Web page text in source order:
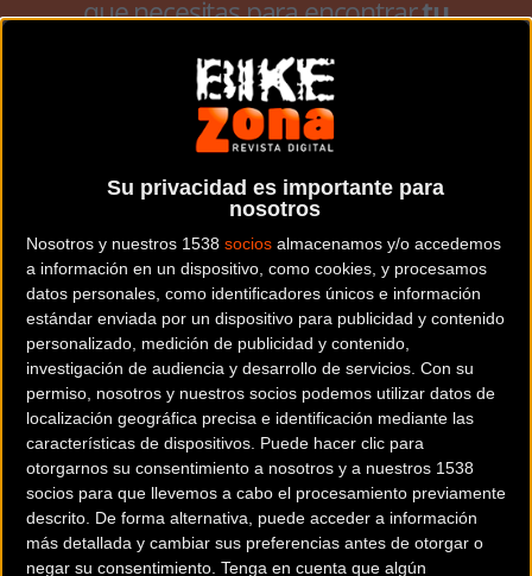
Su privacidad es importante para
nosotros
Nosotros y nuestros 1538 socios almacenamos y/o accedemos
a información en un dispositivo, como cookies, y procesamos
datos personales, como identificadores únicos e información
estándar enviada por un dispositivo para publicidad y contenido
personalizado, medición de publicidad y contenido,
investigación de audiencia y desarrollo de servicios. Con su
permiso, nosotros y nuestros socios podemos utilizar datos de
localización geográfica precisa e identificación mediante las
características de dispositivos. Puede hacer clic para
otorgarnos su consentimiento a nosotros y a nuestros 1538
socios para que llevemos a cabo el procesamiento previamente
descrito. De forma alternativa, puede acceder a información
más detallada y cambiar sus preferencias antes de otorgar o
negar su consentimiento. Tenga en cuenta que algún
que necesitas para encontrartu
compra.
nuestrobuscador con más de
35.000 referencias o elcomparador de
bicicletas.
IR AL BUSCADOR IR AL COMPARADOR
Filtrarbicicletaspor tipo
CARRETERA
MTB - RÍGIDA
MTB - FREERIDE / DH
TANDEM
CITY - TREKKING
BMX
MTB - DOBLE XC
EBIKES - URBAN